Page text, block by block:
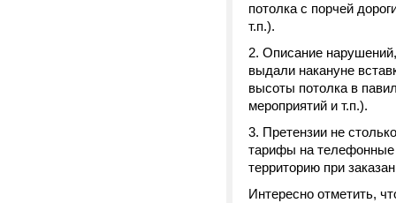
потолка с порчей
т.п.).
2. Описание
выдали накануне
высоты потолка в
мероприятий и т.п.).
3. Претензии не
тарифы на телефонные
территорию при
Интересно отметить,